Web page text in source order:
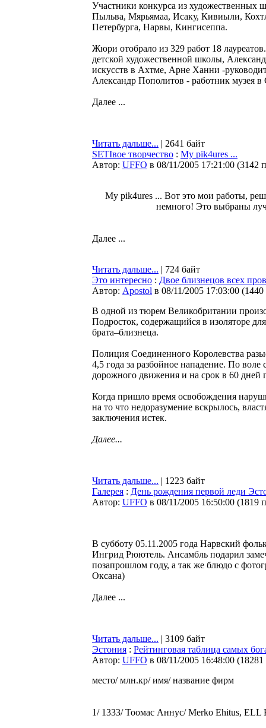
Участники конкурса из художественных
Пыльва, Мярьямаа, Исаку, Кивиыли,
Петербурга, Нарвы, Кингисеппа.
Жюри отобрало из 329 работ 18
детской художественной школы,
искусств в Ахтме, Арне Ханни -
Александр Пополитов - работник музея
Далее ...
Читать дальше... | 2641 байт
SETIвое творчество : My pik4ures ...
Автор: UFFO в 08/11/2005 17:21:00 (3142
My pik4ures ... Вот это мои работы,
немного! Это выбраны
Далее ...
Читать дальше... | 724 байт
Это интересно : Двое близнецов всех
Автор: Apostol в 08/11/2005 17:03:00 (
В одной из тюрем Великобритании
Подросток, содержащийся в изоляторе
брата–близнеца.
Полиция Соединенного Королевства
4,5 года за разбойное нападение. По
дорожного движения и на срок в 60
Когда пришло время освобождения
на то что недоразумение вскрылось,
заключения истек.
Далее...
Читать дальше... | 1223 байт
Галерея : День рождения первой леди
Автор: UFFO в 08/11/2005 16:50:00 (1819
В субботу 05.11.2005 года Нарвский
Ингрид Рюютель. Ансамбль подарил
позапрошлом году, а так же блюдо с
Оксана)
Далее ...
Читать дальше... | 3109 байт
Эстония : Рейтинговая таблица самых
Автор: UFFO в 08/11/2005 16:48:00 (
место/ млн.кр/ имя/ название фирм
1/ 1333/ Тоомас Аннус/ Merko Ehitus, ELL